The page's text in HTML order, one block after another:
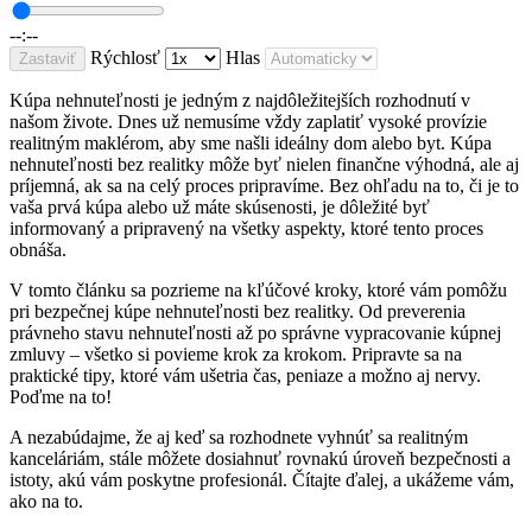
--:--
Zastaviť Rýchlosť Hlas
Kúpa nehnuteľnosti je jedným z najdôležitejších rozhodnutí v
našom živote. Dnes už nemusíme vždy zaplatiť vysoké provízie
realitným maklérom, aby sme našli ideálny dom alebo byt. Kúpa
nehnuteľnosti bez realitky môže byť nielen finančne výhodná, ale aj
príjemná, ak sa na celý proces pripravíme. Bez ohľadu na to, či je to
vaša prvá kúpa alebo už máte skúsenosti, je dôležité byť
informovaný a pripravený na všetky aspekty, ktoré tento proces
obnáša.
V tomto článku sa pozrieme na kľúčové kroky, ktoré vám pomôžu
pri bezpečnej kúpe nehnuteľnosti bez realitky. Od preverenia
právneho stavu nehnuteľnosti až po správne vypracovanie kúpnej
zmluvy – všetko si povieme krok za krokom. Pripravte sa na
praktické tipy, ktoré vám ušetria čas, peniaze a možno aj nervy.
Poďme na to!
A nezabúdajme, že aj keď sa rozhodnete vyhnúť sa realitným
kanceláriám, stále môžete dosiahnuť rovnakú úroveň bezpečnosti a
istoty, akú vám poskytne profesionál. Čítajte ďalej, a ukážeme vám,
ako na to.